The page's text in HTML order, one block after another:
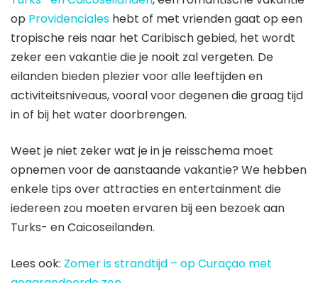
op Providenciales hebt of met vrienden gaat op een
tropische reis naar het Caribisch gebied, het wordt
zeker een vakantie die je nooit zal vergeten. De
eilanden bieden plezier voor alle leeftijden en
activiteitsniveaus, vooral voor degenen die graag tijd
in of bij het water doorbrengen.
Weet je niet zeker wat je in je reisschema moet
opnemen voor de aanstaande vakantie? We hebben
enkele tips over attracties en entertainment die
iedereen zou moeten ervaren bij een bezoek aan
Turks- en Caicoseilanden.
Lees ook: Zomer is strandtijd – op Curaçao met